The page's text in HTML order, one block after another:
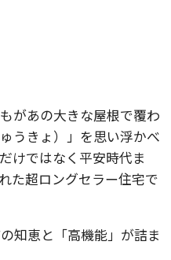
があの大きな屋根で覆わ
うきょ）」を思い浮かべ
けではなく平安時代ま
た超ロングセラー住宅で
知恵と「高機能」が詰ま